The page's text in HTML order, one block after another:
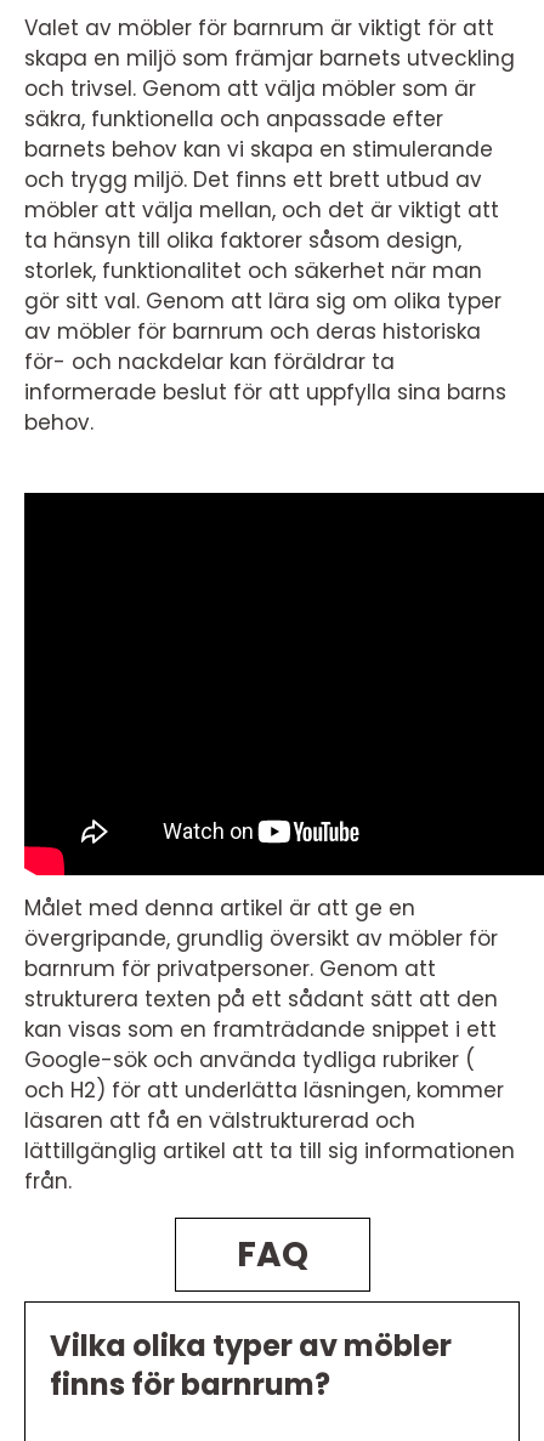
Valet av möbler för barnrum är viktigt för att
skapa en miljö som främjar barnets utveckling
och trivsel. Genom att välja möbler som är
säkra, funktionella och anpassade efter
barnets behov kan vi skapa en stimulerande
och trygg miljö. Det finns ett brett utbud av
möbler att välja mellan, och det är viktigt att
ta hänsyn till olika faktorer såsom design,
storlek, funktionalitet och säkerhet när man
gör sitt val. Genom att lära sig om olika typer
av möbler för barnrum och deras historiska
för- och nackdelar kan föräldrar ta
informerade beslut för att uppfylla sina barns
behov.
Målet med denna artikel är att ge en
övergripande, grundlig översikt av möbler för
barnrum för privatpersoner. Genom att
strukturera texten på ett sådant sätt att den
kan visas som en framträdande snippet i ett
Google-sök och använda tydliga rubriker (
och H2) för att underlätta läsningen, kommer
läsaren att få en välstrukturerad och
lättillgänglig artikel att ta till sig informationen
från.
FAQ
Vilka olika typer av möbler
finns för barnrum?